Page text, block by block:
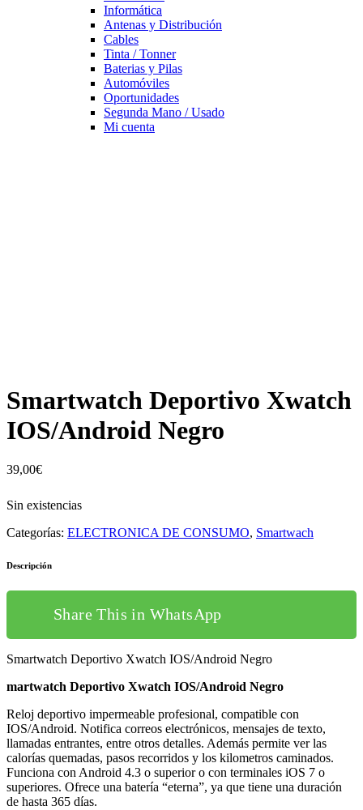
Informática
Antenas y Distribución
Cables
Tinta / Tonner
Baterias y Pilas
Automóviles
Oportunidades
Segunda Mano / Usado
Mi cuenta
Smartwatch Deportivo Xwatch
IOS/Android Negro
39,00€
Sin existencias
Categorías: ELECTRONICA DE CONSUMO, Smartwach
Descripción
Share This in WhatsApp
Smartwatch Deportivo Xwatch IOS/Android Negro
martwatch Deportivo Xwatch IOS/Android Negro
Reloj deportivo impermeable profesional, compatible con
IOS/Android. Notifica correos electrónicos, mensajes de texto,
llamadas entrantes, entre otros detalles. Además permite ver las
calorías quemadas, pasos recorridos y los kilometros caminados.
Funciona con Android 4.3 o superior o con terminales iOS 7 o
superiores. Ofrece una batería “eterna”, ya que tiene una duración
de hasta 365 días.